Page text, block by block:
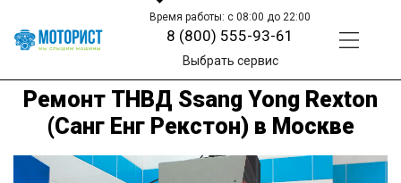
Время работы: с 08:00 до 22:00
8 (800) 555-93-61
Выбрать сервис
Ремонт ТНВД Ssang Yong Rexton
(Санг Енг Рекстон) в Москве